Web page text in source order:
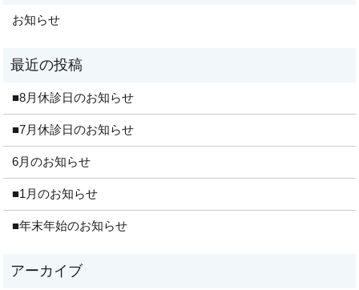
お知らせ
■8月休診日のお知らせ
■7月休診日のお知らせ
6月のお知らせ
■1月のお知らせ
■年末年始のお知らせ